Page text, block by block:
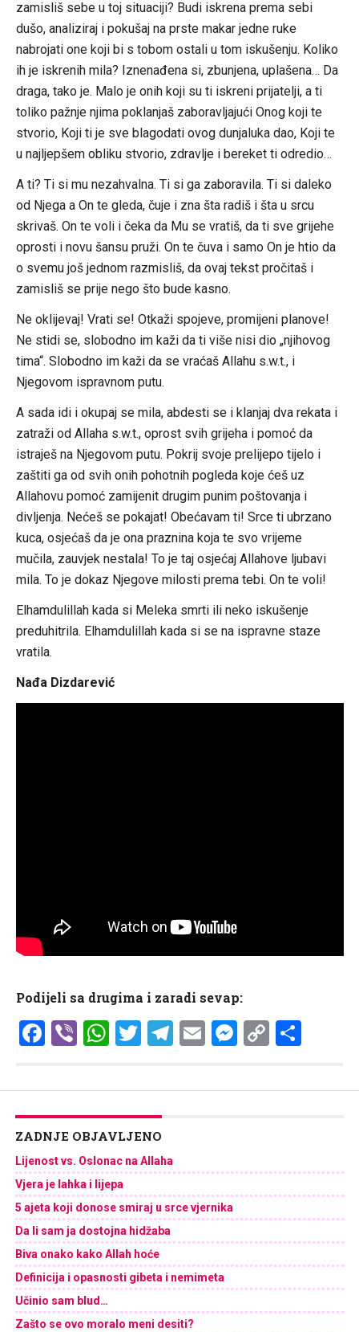
zamisliš sebe u toj situaciji? Budi iskrena prema sebi
dušo, analiziraj i pokušaj na prste makar jedne ruke
nabrojati one koji bi s tobom ostali u tom iskušenju. Koliko
ih je iskrenih mila? Iznenađena si, zbunjena, uplašena… Da
draga, tako je. Malo je onih koji su ti iskreni prijatelji, a ti
toliko pažnje njima poklanjaš zaboravljajući Onog koji te
stvorio, Koji ti je sve blagodati ovog dunjaluka dao, Koji te
u najljepšem obliku stvorio, zdravlje i bereket ti odredio…
A ti? Ti si mu nezahvalna. Ti si ga zaboravila. Ti si daleko
od Njega a On te gleda, čuje i zna šta radiš i šta u srcu
skrivaš. On te voli i čeka da Mu se vratiš, da ti sve grijehe
oprosti i novu šansu pruži. On te čuva i samo On je htio da
o svemu još jednom razmisliš, da ovaj tekst pročitaš i
zamisliš se prije nego što bude kasno.
Ne oklijevaj! Vrati se! Otkaži spojeve, promijeni planove!
Ne stidi se, slobodno im kaži da ti više nisi dio „njihovog
tima“. Slobodno im kaži da se vraćaš Allahu s.w.t., i
Njegovom ispravnom putu.
A sada idi i okupaj se mila, abdesti se i klanjaj dva rekata i
zatraži od Allaha s.w.t., oprost svih grijeha i pomoć da
istraješ na Njegovom putu. Pokrij svoje prelijepo tijelo i
zaštiti ga od svih onih pohotnih pogleda koje ćeš uz
Allahovu pomoć zamijenit drugim punim poštovanja i
divljenja. Nećeš se pokajat! Obećavam ti! Srce ti ubrzano
kuca, osjećaš da je ona praznina koja te svo vrijeme
mučila, zauvjek nestala! To je taj osjećaj Allahove ljubavi
mila. To je dokaz Njegove milosti prema tebi. On te voli!
Elhamdulillah kada si Meleka smrti ili neko iskušenje
preduhitrila. Elhamdulillah kada si se na ispravne staze
vratila.
Nađa Dizdarević
Podijeli sa drugima i zaradi sevap:
Facebook
ViberWhatsApp
Twitter
Telegram
EmailCopy
ZADNJE OBJAVLJENO
Lijenost vs. Oslonac na Allaha
Vjera je lahka i lijepa
5 ajeta koji donose smiraj u srce vjernika
Da li sam ja dostojna hidžaba
Biva onako kako Allah hoće
Definicija i opasnosti gibeta i nemimeta
Učinio sam blud…
Zašto se ovo moralo meni desiti?